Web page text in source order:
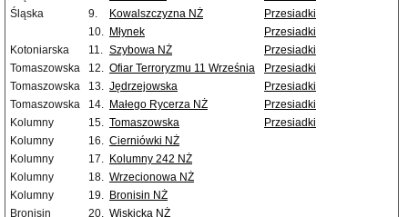
Śląska
9. Kowalszczyzna NŻ
Przesiadki
10. Młynek
Przesiadki
Kotoniarska
11. Szybowa NŻ
Przesiadki
Tomaszowska
12. Ofiar Terroryzmu 11 Września
Przesiadki
Tomaszowska
13. Jędrzejowska
Przesiadki
Tomaszowska
14. Małego Rycerza NŻ
Przesiadki
Kolumny
15. Tomaszowska
Przesiadki
Kolumny
16. Cierniówki NŻ
Kolumny
17. Kolumny 242 NŻ
Kolumny
18. Wrzecionowa NŻ
Kolumny
19. Bronisin NŻ
Bronisin
20. Wiskicka NŻ